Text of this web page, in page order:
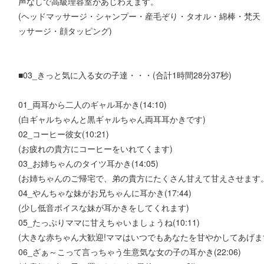
(ヘッドマッサージ・シャンプー・産毛ぞり・タオル・綿棒・梵
ッサージ・顔タッピング)
■03_きっと気に入る女の子達・・・(合計1時間28分37秒)
01_両耳から二人のギャル耳かき(14:10)
(白ギャルちゃんと黒ギャルちゃん両耳耳かきです)
02_コーヒー彼女(10:21)
(お疲れの貴方にコーヒーをいれてくます)
03_お姉ちゃんのタイツ耳かき(14:05)
(お姉ちゃんのご帰宅で、弟の貴方にたくさん甘えて甘えさせます
04_やんちゃな妹がお兄ちゃんに耳かき(17:44)
(少し低音ボイスな妹が耳かきをしてくれます)
05_たっぷりママに甘えちゃいましょうね(10:11)
(大きな赤ちゃん大歓迎!ママはいつでもあなたを甘やかしてあげ
06_ざぁ～こって言っちゃう生意気な女の子の耳かき(22:06)